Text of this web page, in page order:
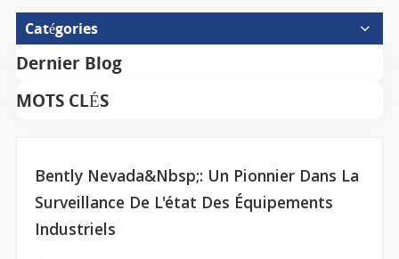
Catégories
Dernier Blog
MOTS CLÉS
Bently Nevada&nbsp;: Un Pionnier Dans La
Surveillance De L'état Des Équipements
Industriels